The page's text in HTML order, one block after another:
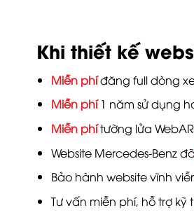
Khi thiết kế
Miễn phíđăng full dòng
Miễn phí1 năm sử dụng
Miễn phítường lửa
Website Mercedes-Benz đã
Bảo hành website vĩnh
Tư vấn miễn phí, hỗ trợ kỹ